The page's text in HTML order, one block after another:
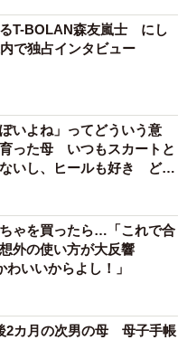
T-BOLAN森友嵐士 にし
で独占インタビュー
いよね」ってどういう意
った母 いつもスカートと
いし、ヒールも好き どの
ゃを買ったら…「これで合
外の使い方が大反響
わいいからよし！」
2カ月の次男の母 母子手帳